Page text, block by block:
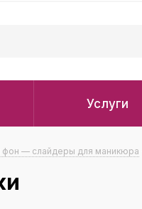
Услуги
фон — слайдеры для маникюра